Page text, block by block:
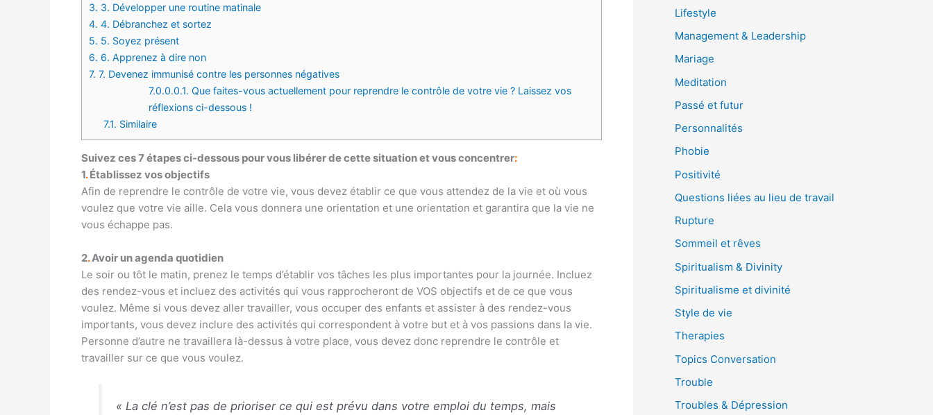
3. 3. Développer une routine matinale
4. 4. Débranchez et sortez
5. 5. Soyez présent
6. 6. Apprenez à dire non
7. 7. Devenez immunisé contre les personnes négatives
7.0.0.0.1. Que faites-vous actuellement pour reprendre le contrôle de votre vie ? Laissez vos
réflexions ci-dessous !
7.1. Similaire
Suivez ces 7 étapes ci-dessous pour vous libérer de cette situation et vous concentrer:
1.Établissez vos objectifs
Afin de reprendre le contrôle de votre vie, vous devez établir ce que vous attendez de la vie et où vous
voulez que votre vie aille. Cela vous donnera une orientation et une orientation et garantira que la vie ne
vous échappe pas.
2.Avoir un agenda quotidien
Le soir ou tôt le matin, prenez le temps d’établir vos tâches les plus importantes pour la journée. Incluez
des rendez-vous et incluez des activités qui vous rapprocheront de VOS objectifs et de ce que vous
voulez. Même si vous devez aller travailler, vous occuper des enfants et assister à des rendez-vous
importants, vous devez inclure des activités qui correspondent à votre but et à vos passions dans la vie.
Personne d’autre ne travaillera là-dessus à votre place, vous devez donc reprendre le contrôle et
travailler sur ce que vous voulez.
« La clé n’est pas de prioriser ce qui est prévu dans votre emploi du temps, mais
Lifestyle
Management & Leadership
Mariage
Meditation
Passé et futur
Personnalités
Phobie
Positivité
Questions liées au lieu de travail
Rupture
Sommeil et rêves
Spiritualism & Divinity
Spiritualisme et divinité
Style de vie
Therapies
Topics Conversation
Trouble
Troubles & Dépression